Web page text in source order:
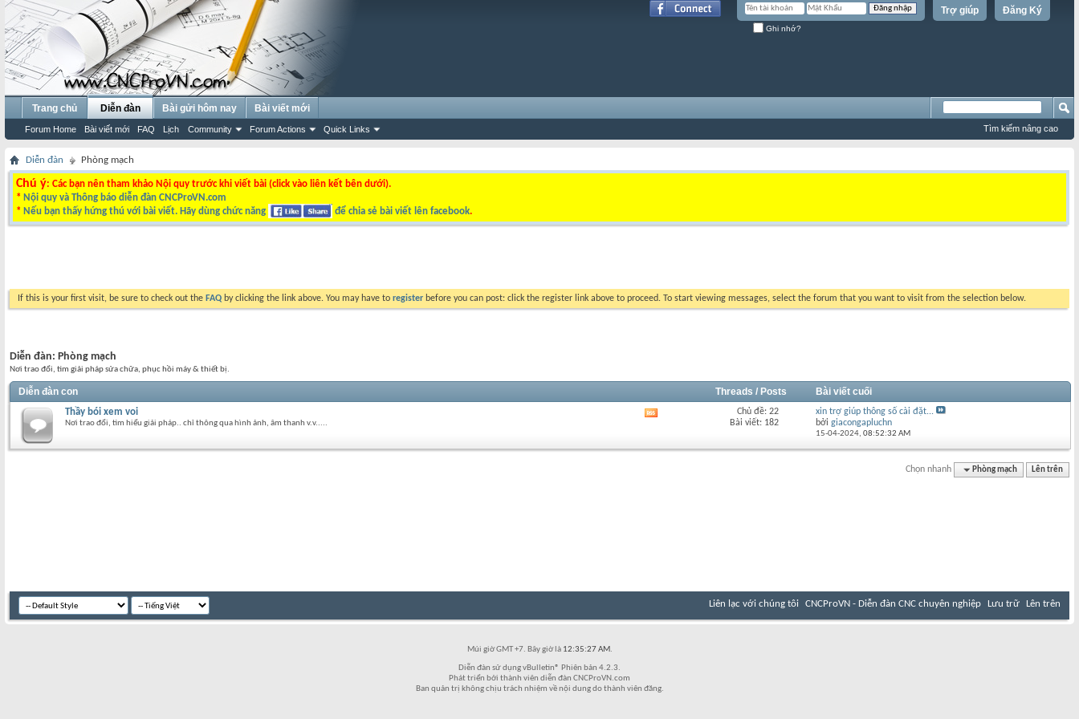
Đăng Ký
Trợ giúp
Ghi nhớ?
Trang chủ Diễn đàn
Forum Home Bài viết mới FAQ Lịch Community Forum Actions Quick Links
Bài gửi hôm nay Bài viết mới
Tìm kiếm nâng cao
Diễn đàn Phòng mạch
Chú ý: Các bạn nên tham khảo Nội quy trước khi viết bài (click vào liên kết bên dưới).
* Nội quy và Thông báo diễn đàn CNCProVN.com
* Nếu bạn thấy hứng thú với bài viết. Hãy dùng chức năng để chia sẻ bài viết lên facebook.
If this is your first visit, be sure to check out the FAQ by clicking the link above. You may have to register before you can post: click the register link above to proceed. To start viewing messages, select the forum that you want to visit from the selection below.
Diễn đàn: Phòng mạch
Nơi trao đổi, tìm giải pháp sửa chữa, phục hồi máy & thiết bị.
Diễn đàn con Threads / Posts Bài viết cuối
Thầy bói xem voi
Nơi trao đổi, tìm hiểu giải pháp.. chỉ thông qua hình ảnh, âm thanh v.v.....
diễn
Chủ đề: 22
Bài viết: 182
xin trợ giúp thông số cài đặt...
bởigiacongapluchn
15-04-2024,08:52:32 AM
Chọn nhanh Phòng mạch Lên trên
Liên lạc với chúng tôi CNCProVN - Diễn đàn CNC chuyên nghiệp Lưu trữ Lên trên
Múi giờ GMT +7. Bây giờ là 12:35:27 AM.
Diễn đàn sử dụng vBulletin® Phiên bản 4.2.3.
Phát triển bởi thành viên diễn đàn CNCProVN.com
Ban quản trị không chịu trách nhiệm về nội dung do thành viên đăng.